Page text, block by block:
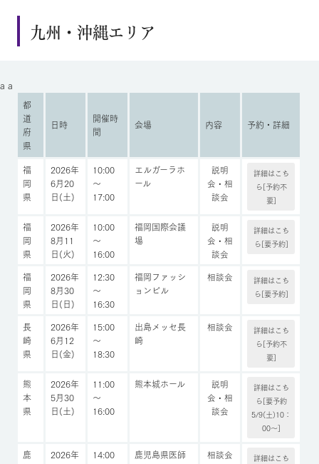
九州・沖縄エリア
a a
都
道
府
県
日時
開催時
間
会場 内容 予約・詳細
福
岡
県
2026年
6月20
日(土)
10:00
～
17:00
エルガーラホ
ール
説明
会・相
談会
詳細はこち
ら[予約不
要]
福
岡
県
2026年
8月11
日(火)
10:00
～
16:00
福岡国際会議
場
説明
会・相
談会
詳細はこち
ら[要予約]
福
岡
県
2026年
8月30
日(日)
12:30
～
16:30
福岡ファッシ
ョンビル
相談会
詳細はこち
ら[要予約]
長
崎
県
2026年
6月12
日(金)
15:00
～
18:30
出島メッセ長
崎
相談会
詳細はこち
ら[予約不
要]
熊
本
県
2026年
5月30
日(土)
11:00
～
16:00
熊本城ホール
説明
会・相
談会
詳細はこち
ら[要予約
5/9(土)10：
00～]
鹿
2026年
14:00
鹿児島県医師
相談会
詳細はこち